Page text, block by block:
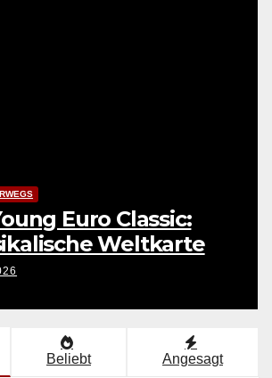
Euro Classic:
Weltkarte
Beliebt Angesagt